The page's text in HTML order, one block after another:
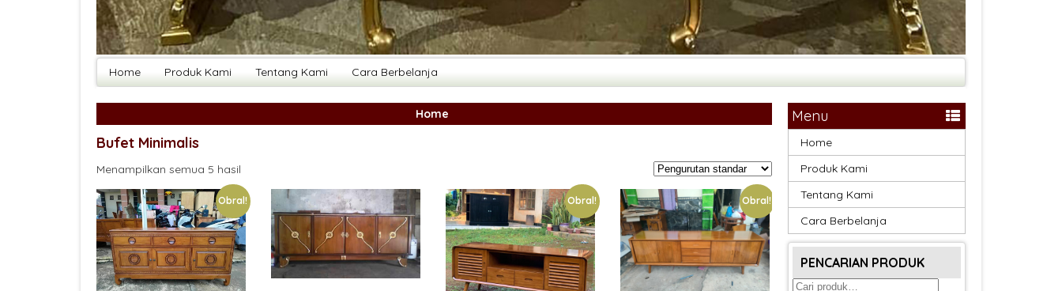
Home Produk Kami Tentang Kami Cara Berbelanja
Home
Bufet Minimalis
Menampilkan semua 5 hasil
Obral! Obral! Obral!
Menu
Home
Produk Kami
Tentang Kami
Cara Berbelanja
PENCARIAN PRODUK
Pencarian